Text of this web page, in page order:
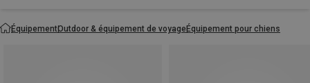
ÉquipementOutdoor & équipement de voyageÉquipement pour chiens